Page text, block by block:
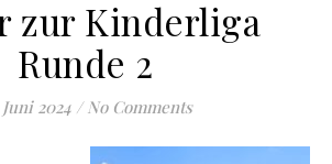
zur Kinderliga
Runde 2
Juni 2024 / No Comments